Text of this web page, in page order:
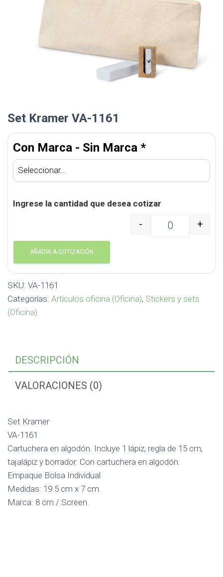
Set Kramer VA-1161
Con Marca - Sin Marca *
Ingrese la cantidad que desea cotizar
Set Kramer VA-1161
- +
AÑADIR A COTIZACIÓN
SKU: VA-1161
Categorías: Artículos oficina (Oficina), Stickers y sets
(Oficina)
DESCRIPCIÓN
VALORACIONES (0)
Set Kramer
VA-1161
Cartuchera en algodón. Incluye 1 lápiz, regla de 15 cm,
tajalápiz y borrador. Con cartuchera en algodón.
Empaque Bolsa Individual
Medidas: 19.5 cm x 7 cm.
Marca: 8 cm / Screen.